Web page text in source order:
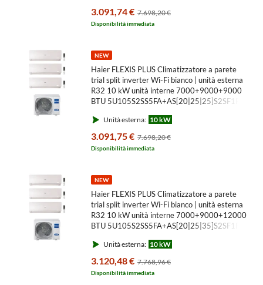
3.091,74 € 7.698,20 €
Disponibilità immediata
NEW
Haier FLEXIS PLUS Climatizzatore a parete
trial split inverter Wi-Fi bianco | unità esterna
R32 10 kW unità interne 7000+9000+9000
BTU 5U105S2SS5FA+AS[20|25|25]S2SF1FA-
Unità esterna: 10 kW
3.091,75 € 7.698,20 €
Disponibilità immediata
NEW
Haier FLEXIS PLUS Climatizzatore a parete
trial split inverter Wi-Fi bianco | unità esterna
R32 10 kW unità interne 7000+9000+12000
BTU 5U105S2SS5FA+AS[20|25|35]S2SF1FA-
Unità esterna: 10 kW
3.120,48 € 7.768,96 €
Disponibilità immediata